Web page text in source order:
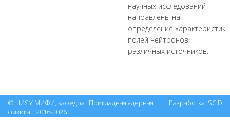
научных исследований
направлены на
определение характеристик
полей нейтронов
различных источников.
© НИЯУ МИФИ, кафедра "Прикладная ядерная
физика": 2016-2026
Разработка: SCID